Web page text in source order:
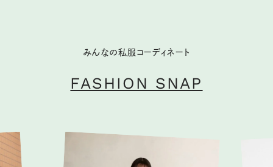
みんなの私服コーディネート
FASHION SNAP